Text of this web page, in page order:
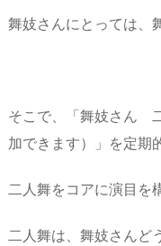
舞妓さんにとっては、
そこで、「舞妓さん
加できます）」を定期
二人舞をコアに演目を
二人舞は、舞妓さんど